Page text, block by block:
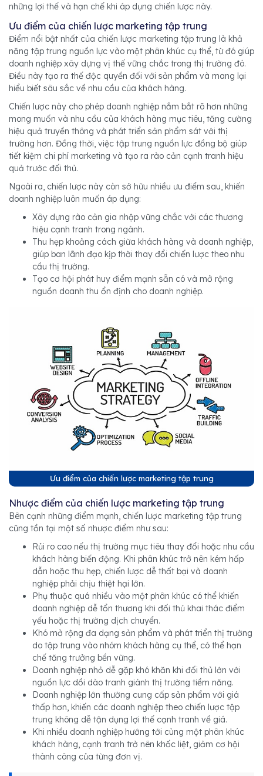
những lợi thế và hạn chế khi áp dụng chiến lược này.
Ưu điểm của chiến lược marketing tập trung
Điểm nổi bật nhất của chiến lược marketing tập trung là khả
năng tập trung nguồn lực vào một phân khúc cụ thể, từ đó giúp
doanh nghiệp xây dựng vị thế vững chắc trong thị trường đó.
Điều này tạo ra thế độc quyền đối với sản phẩm và mang lại
hiểu biết sâu sắc về nhu cầu của khách hàng.
Chiến lược này cho phép doanh nghiệp nắm bắt rõ hơn những
mong muốn và nhu cầu của khách hàng mục tiêu, tăng cường
hiệu quả truyền thông và phát triển sản phẩm sát với thị
trường hơn. Đồng thời, việc tập trung nguồn lực đồng bộ giúp
tiết kiệm chi phí marketing và tạo ra rào cản cạnh tranh hiệu
quả trước đối thủ.
Ngoài ra, chiến lược này còn sở hữu nhiều ưu điểm sau, khiến
doanh nghiệp luôn muốn áp dụng:
Xây dựng rào cản gia nhập vững chắc với các thương
hiệu cạnh tranh trong ngành.
Thu hẹp khoảng cách giữa khách hàng và doanh nghiệp,
giúp ban lãnh đạo kịp thời thay đổi chiến lược theo nhu
cầu thị trường.
Tạo cơ hội phát huy điểm mạnh sẵn có và mở rộng
nguồn doanh thu ổn định cho doanh nghiệp.
Ưu điểm của chiến lược marketing tập trung
Nhược điểm của chiến lược marketing tập trung
Bên cạnh những điểm mạnh, chiến lược marketing tập trung
cũng tồn tại một số nhược điểm như sau:
Rủi ro cao nếu thị trường mục tiêu thay đổi hoặc nhu cầu
khách hàng biến động. Khi phân khúc trở nên kém hấp
dẫn hoặc thu hẹp, chiến lược dễ thất bại và doanh
nghiệp phải chịu thiệt hại lớn.
Phụ thuộc quá nhiều vào một phân khúc có thể khiến
doanh nghiệp dễ tổn thương khi đối thủ khai thác điểm
yếu hoặc thị trường dịch chuyển.
Khó mở rộng đa dạng sản phẩm và phát triển thị trường
do tập trung vào nhóm khách hàng cụ thể, có thể hạn
chế tăng trưởng bền vững.
Doanh nghiệp nhỏ dễ gặp khó khăn khi đối thủ lớn với
nguồn lực dồi dào tranh giành thị trường tiềm năng.
Doanh nghiệp lớn thường cung cấp sản phẩm với giá
thấp hơn, khiến các doanh nghiệp theo chiến lược tập
trung không dễ tận dụng lợi thế cạnh tranh về giá.
Khi nhiều doanh nghiệp hướng tới cùng một phân khúc
khách hàng, cạnh tranh trở nên khốc liệt, giảm cơ hội
thành công của từng đơn vị.